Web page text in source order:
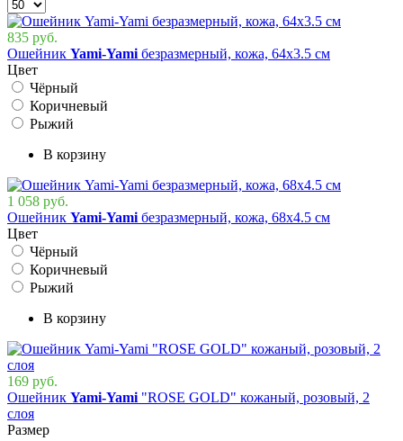
835 руб.
Ошейник Yami-Yami безразмерный, кожа, 64х3.5 см
Цвет
Чёрный
Коричневый
Рыжий
В корзину
1 058 руб.
Ошейник Yami-Yami безразмерный, кожа, 68х4.5 см
Цвет
Чёрный
Коричневый
Рыжий
В корзину
169 руб.
Ошейник Yami-Yami "ROSE GOLD" кожаный, розовый, 2
слоя
Размер